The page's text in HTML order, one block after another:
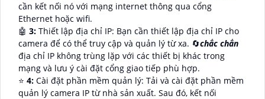
cần kết nối nó với mạng internet thông qua cổng
Ethernet hoặc wifi.
🤖️ 3: Thiết lập địa chỉ IP: Bạn cần thiết lập địa chỉ IP cho
camera để có thể truy cập và quản lý từ xa. 🔄chắc chắn
địa chỉ IP không trùng lặp với các thiết bị khác trong
mạng và lưu ý cài đặt cổng giao tiếp phù hợp.
⭐ 4: Cài đặt phần mềm quản lý: Tải và cài đặt phần mềm
quản lý camera IP từ nhà sản xuất. Sau đó, kết nối